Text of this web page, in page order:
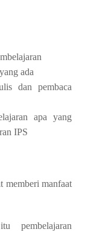
ada
dan pembaca
apa yang
IPS
memberi manfaat
pembelajaran